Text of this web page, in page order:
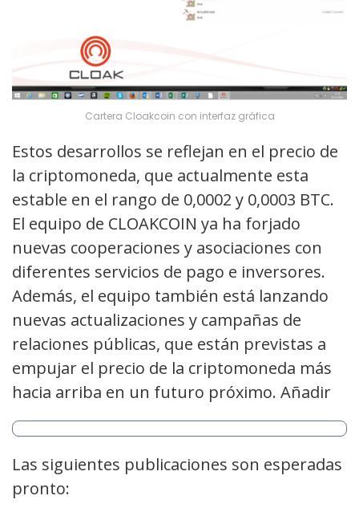
Cartera Cloakcoin con interfaz gráfica
Estos desarrollos se reflejan en el precio de
la criptomoneda, que actualmente esta
estable en el rango de 0,0002 y 0,0003 BTC.
El equipo de CLOAKCOIN ya ha forjado
nuevas cooperaciones y asociaciones con
diferentes servicios de pago e inversores.
Además, el equipo también está lanzando
nuevas actualizaciones y campañas de
relaciones públicas, que están previstas a
empujar el precio de la criptomoneda más
hacia arriba en un futuro próximo. Añadir
Las siguientes publicaciones son esperadas
pronto: